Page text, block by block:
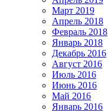
Март 2019
Апрель 2018
Февраль 2018
Январь 2018
Декабрь 2016
Август 2016
Июль 2016
Июнь 2016
Май 2016
Январь 2016